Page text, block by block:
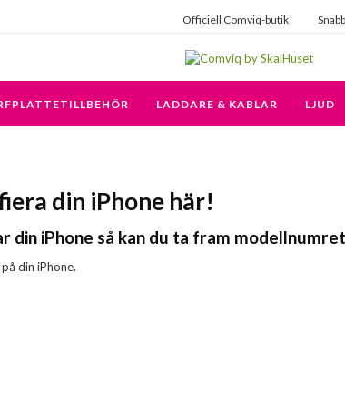
Officiell Comviq-butik
LADDARE & KABLAR LJUD
din iPhone här!
din iPhone så kan du ta fram
din iPhone.